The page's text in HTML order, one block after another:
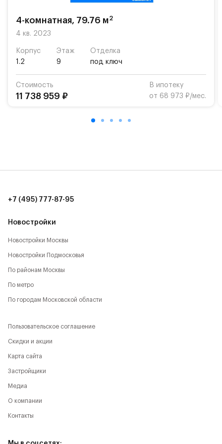
4-комнатная, 79.76 м2
4 кв. 2023
Корпус
1.2
Этаж
9
Отделка
под ключ
Стоимость
11 738 959 ₽
В ипотеку
от 68 973 ₽/мес.
Новостройки
Новостройки Москвы
Новостройки Подмосковья
По районам Москвы
По метро
По городам Московской области
+7 (495) 777-87-95
Пользовательское соглашение
Скидки и акции
Карта сайта
Застройщики
Медиа
О компании
Контакты